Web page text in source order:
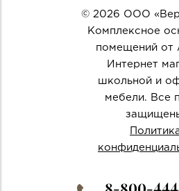
© 2026 ООО
Комплексное
помещений от
Интернет
школьной и
мебели. Все